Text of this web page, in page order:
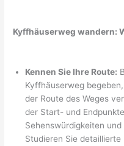
Kyffhäuserweg wandern:
Kennen Sie Ihre Route:
Kyffhäuserweg
der Route des Weges
der Start- und
Sehenswürdigkeiten
Studieren Sie